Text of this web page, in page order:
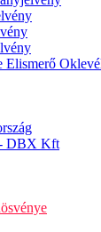
Elismerő
- DBX Kft